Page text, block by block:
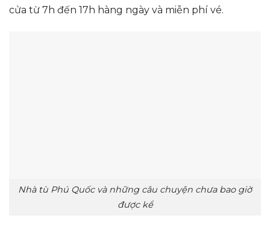
cửa từ 7h đến 17h hàng ngày và miễn phí vé.
Nhà tù Phú Quốc và những câu chuyện chưa bao giờ
được kể